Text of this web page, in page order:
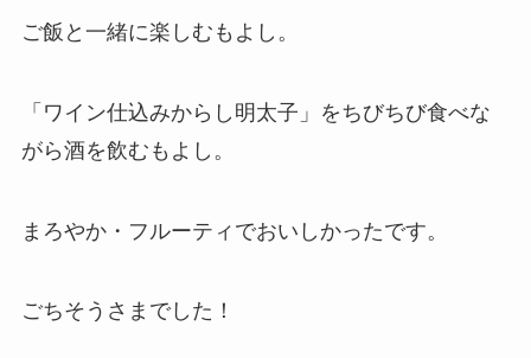
ご飯と一緒に楽しむもよし。
「ワイン仕込みからし明太子」をちびちび食べな
がら酒を飲むもよし。
まろやか・フルーティでおいしかったです。
ごちそうさまでした！